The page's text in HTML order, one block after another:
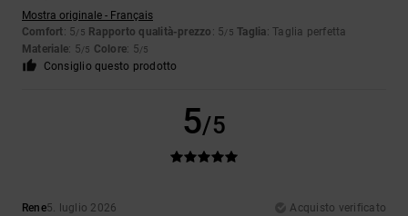
Mostra originale - Français
Comfort: 5/5 Rapporto qualità-prezzo : 5/5 Taglia: Taglia perfetta
Materiale: 5/5 Colore: 5/5
Consiglio questo prodotto
5/5
Rene5. luglio 2026
Acquisto verificato